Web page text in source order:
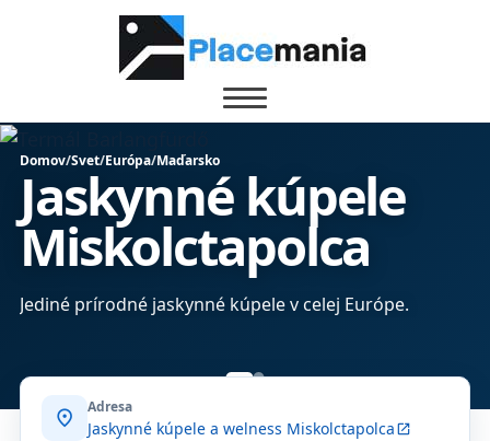
Domov/Svet/Európa/Maďarsko
Jaskynné kúpele
Miskolctapolca
Jediné prírodné jaskynné kúpele v celej Európe.
location_on Adresa
Jaskynné kúpele a welness Miskolctapolcaopen_in_new